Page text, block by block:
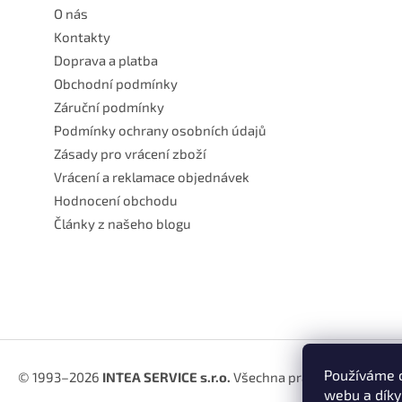
Používáme
webu a
O nás
Kontakty
Doprava a platba
Obchodní podmínky
Záruční podmínky
Podmínky ochrany osobních údajů
Zásady pro vrácení zboží
Vrácení a reklamace objednávek
Hodnocení obchodu
Články z našeho blogu
© 1993–2026 INTEA SERVICE s.r.o. Všechna práva vyhrazena.